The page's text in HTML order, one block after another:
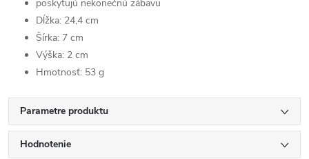
poskytujú nekonečnú zábavu
Dĺžka: 24,4 cm
Šírka: 7 cm
Výška: 2 cm
Hmotnosť: 53 g
Parametre produktu
Hodnotenie